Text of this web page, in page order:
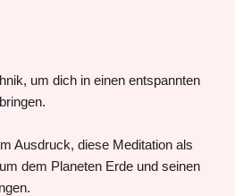
um dich in einen entspannten
Ausdruck, diese Meditation als
dem Planeten Erde und seinen